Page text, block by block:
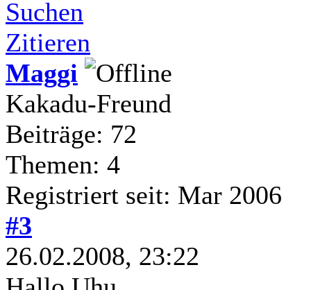
Suchen
Zitieren
Maggi
Kakadu-Freund
Beiträge: 72
Themen: 4
Registriert seit: Mar 2006
#3
26.02.2008, 23:22